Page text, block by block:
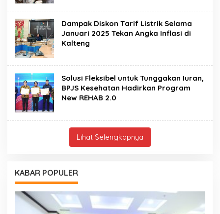
Dampak Diskon Tarif Listrik Selama
Januari 2025 Tekan Angka Inflasi di
Kalteng
Solusi Fleksibel untuk Tunggakan Iuran,
BPJS Kesehatan Hadirkan Program
New REHAB 2.0
Lihat Selengkapnya
KABAR POPULER